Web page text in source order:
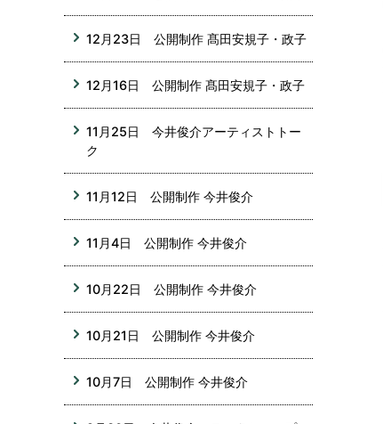
12月23日 公開制作 髙田安規子・政子
12月16日 公開制作 髙田安規子・政子
11月25日 今井俊介アーティストトー
ク
11月12日 公開制作 今井俊介
11月4日 公開制作 今井俊介
10月22日 公開制作 今井俊介
10月21日 公開制作 今井俊介
10月7日 公開制作 今井俊介